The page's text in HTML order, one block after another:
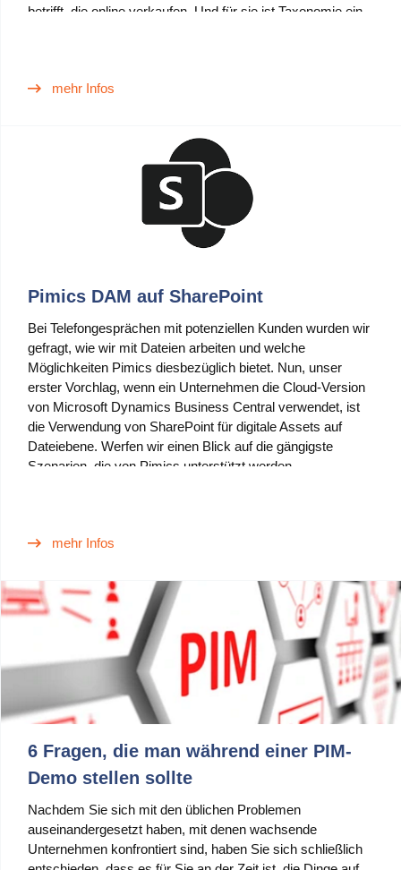
Was ist PIM
betrifft, die online verkaufen. Und für sie ist Taxonomie ein
mehr Infos
Pimics DAM auf SharePoint
Bei Telefongesprächen mit potenziellen Kunden wurden wir
gefragt, wie wir mit Dateien arbeiten und welche
Möglichkeiten Pimics diesbezüglich bietet. Nun, unser
erster Vorchlag, wenn ein Unternehmen die Cloud-Version
von Microsoft Dynamics Business Central verwendet, ist
die Verwendung von SharePoint für digitale Assets auf
Dateiebene. Werfen wir einen Blick auf die gängigste
Szenarien, die von Pimics unterstützt werden.
mehr Infos
6 Fragen, die man während einer PIM-
Demo stellen sollte
Nachdem Sie sich mit den üblichen Problemen
auseinandergesetzt haben, mit denen wachsende
Unternehmen konfrontiert sind, haben Sie sich schließlich